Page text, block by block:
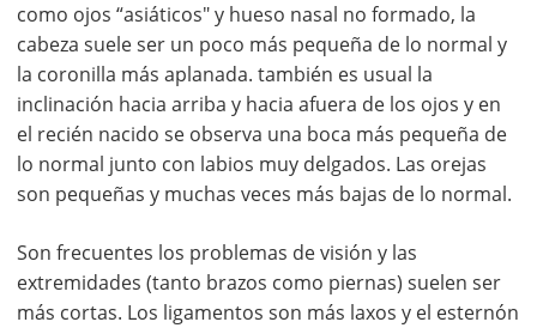
como ojos “asiáticos" y hueso nasal no formado, la
cabeza suele ser un poco más pequeña de lo normal y
la coronilla más aplanada. también es usual la
inclinación hacia arriba y hacia afuera de los ojos y en
el recién nacido se observa una boca más pequeña de
lo normal junto con labios muy delgados. Las orejas
son pequeñas y muchas veces más bajas de lo normal.
Son frecuentes los problemas de visión y las
extremidades (tanto brazos como piernas) suelen ser
más cortas. Los ligamentos son más laxos y el esternón